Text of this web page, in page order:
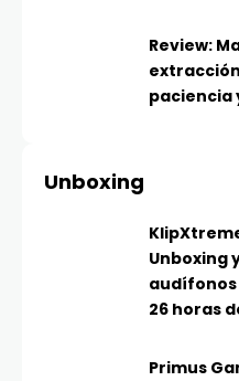
Review:
paciencia
Unboxing
Unboxing
audífonos
26 horas
Primus